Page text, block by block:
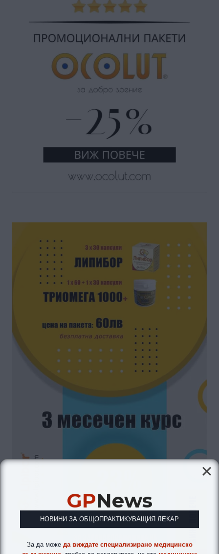
GPNews
НОВИНИ ЗА ОБЩОПРАКТИКУВАЩИЯ ЛЕКАР
За да може да виждате специализирано медицинско